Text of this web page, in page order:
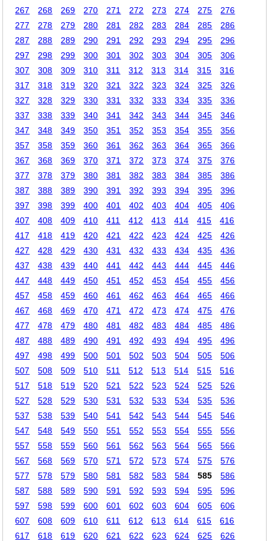
267 268 269 270 271 272 273 274 275
276
277
278 279 280 281 282 283 284 285
286
287
288 289 290 291 292 293 294 295
296
297
298 299 300 301 302 303 304 305
306
307
308 309 310 311 312 313 314 315
316
317
318 319 320 321 322 323 324 325
326
327
328 329 330 331 332 333 334 335
336
337
338 339 340 341 342 343 344 345
346
347
348 349 350 351 352 353 354 355
356
357
358 359 360 361 362 363 364 365
366
367
368 369 370 371 372 373 374 375
376
377
378 379 380 381 382 383 384 385
386
387
388 389 390 391 392 393 394 395
396
397
398 399 400 401 402 403 404 405
406
407
408 409 410 411 412 413 414 415
416
417
418 419 420 421 422 423 424 425
426
427
428 429 430 431 432 433 434 435
436
437
438 439 440 441 442 443 444 445
446
447
448 449 450 451 452 453 454 455
456
457
458 459 460 461 462 463 464 465
466
467
468 469 470 471 472 473 474 475
476
477
478 479 480 481 482 483 484 485
486
487
488 489 490 491 492 493 494 495
496
497
498 499 500 501 502 503 504 505
506
507
508 509 510 511 512 513 514 515
516
517
518 519 520 521 522 523 524 525
526
527
528 529 530 531 532 533 534 535
536
537
538 539 540 541 542 543 544 545
546
547
548 549 550 551 552 553 554 555
556
557
558 559 560 561 562 563 564 565
566
567
568 569 570 571 572 573 574 575
576
577
578 579 580 581 582 583 584 585
586
587
588 589 590 591 592 593 594 595
596
597
598 599 600 601 602 603 604 605
606
607
608 609 610 611 612 613 614 615
616
617
618 619 620 621 622 623 624 625
626